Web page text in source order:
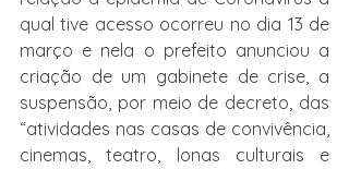
qual tive acesso ocorreu no dia 13 de
março e nela o prefeito anunciou a
criação de um gabinete de crise, a
suspensão, por meio de decreto, das
“atividades nas casas de convivência,
cinemas, teatro, lonas culturais e